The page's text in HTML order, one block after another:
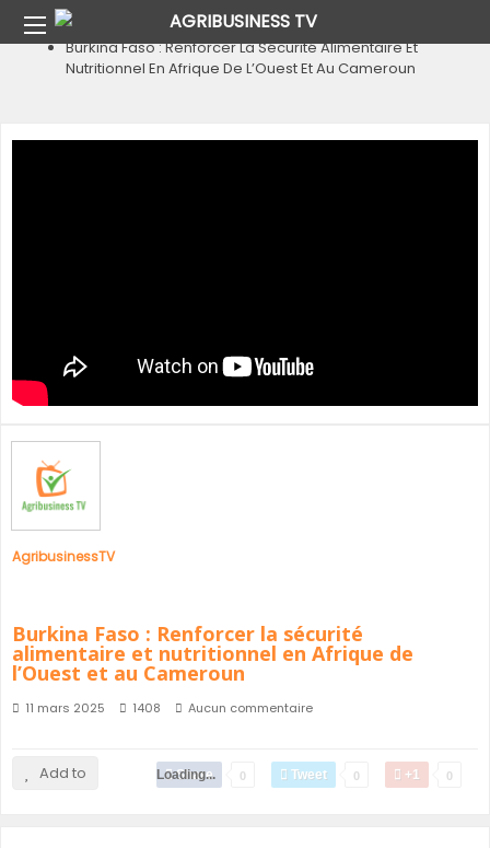
Pays
Burkina Faso
Burkina Faso : Renforcer La Sécurité Alimentaire Et
Nutritionnel En Afrique De L’Ouest Et Au Cameroun
AgribusinessTV
Burkina Faso : Renforcer la sécurité
alimentaire et nutritionnel en Afrique de
l’Ouest et au Cameroun
11 mars 2025 1408 Aucun commentaire
Add to Share 0 Tweet 0 +1 0
Loading...